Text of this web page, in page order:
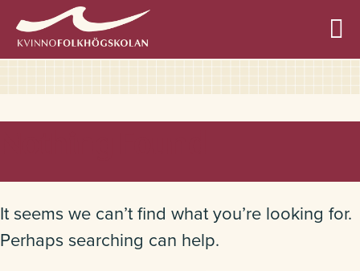
Allmän kurs
Profilkurser
It seems we can’t find what you’re looking for.
Perhaps searching can help.